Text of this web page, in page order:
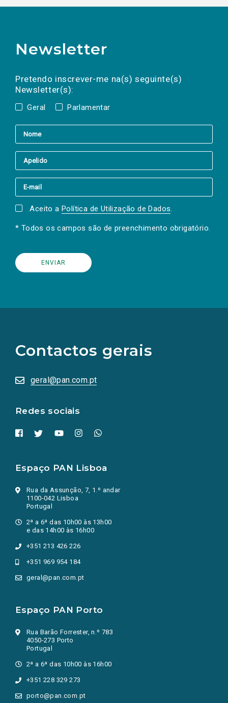
Newsletter
Pretendo inscrever-me na(s) seguinte(s)
Newsletter(s):
Geral Parlamentar
a(s) newsletter(s).
mail
Aceito a Política de Utilização de Dados.
* Todos os campos são de preenchimento obrigatório.
Contactos gerais
geral@pan.com.pt
Redes sociais
redes
sociais
numa
nova
Espaço PAN Lisboa
Rua da Assunção, 7, 1.º andar
1100-042 Lisboa
Portugal
2ª a 6ª das 10h00 às 13h00
e das 14h00 às 16h00
+351 213 426 226
+351 969 954 184
geral@pan.com.pt
Espaço PAN Porto
Rua Barão Forrester, n.º 783
4050-273 Porto
Portugal
2ª a 6ª das 10h00 às 16h00
+351 228 329 273
porto@pan.com.pt